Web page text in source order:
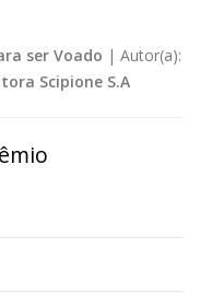
ser Voado | Autor(a):
Scipione S.A